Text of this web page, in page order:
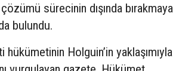
sürecinin dışında bırakmaya
bulundu.
hükümetinin Holguin’in yaklaşımıyla